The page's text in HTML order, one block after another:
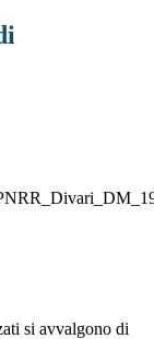
si avvalgono di